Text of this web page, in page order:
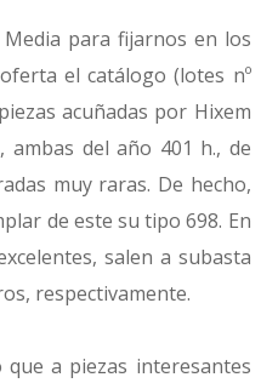
Media para fijarnos en los
el catálogo (lotes nº
acuñadas por Hixem
del año 401 h., de
muy raras. De hecho,
de este su tipo 698. En
salen a subasta
respectivamente.
a piezas interesantes